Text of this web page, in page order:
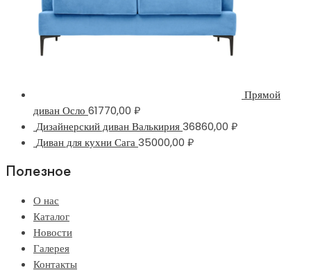
Прямой
диван Осло 61770,00 ₽
Дизайнерский диван Валькирия36860,00 ₽
Диван для кухни Сага35000,00 ₽
Полезное
О нас
Каталог
Новости
Галерея
Контакты